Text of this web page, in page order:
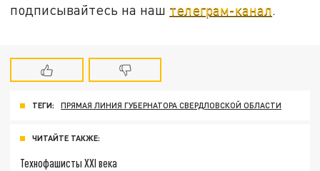
подписывайтесь на наш телеграм-канал.
ТЕГИ: ПРЯМАЯ ЛИНИЯ ГУБЕРНАТОРА СВЕРДЛОВСКОЙ ОБЛАСТИ
ЧИТАЙТЕ ТАКЖЕ:
Технофашисты XXI века